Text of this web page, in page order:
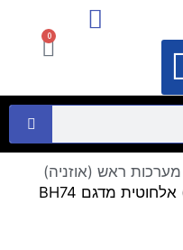
0
מערכות ראש (אוזניה)
מערכת ראש (אוזניה) אלחוטית מדגם BH74